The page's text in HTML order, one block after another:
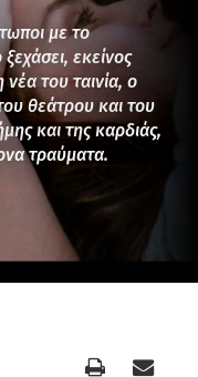
με το
εκείνος
του ταινία, ο
θεάτρου και του
και της καρδιάς,
τραύματα.